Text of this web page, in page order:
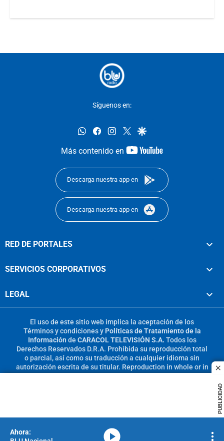
PUBLICIDAD
Síguenos en:
whatsappfacebookinstagram
twittergoogle
Más contenido en
youtube-
Descarga nuestra app en
Descarga nuestra app en
RED DE PORTALES
SERVICIOS CORPORATIVOS
LEGAL
El uso de este sitio web implica la aceptación de los
Términos y condicionesy Políticas de Tratamiento de la
Información de CARACOL TELEVISIÓN S.A. Todos los
Derechos Reservados D.R.A. Prohibida su reproducción total
o parcial, así como su traducción a cualquier idioma sin
autorización escrita de su titular. Reproduction in whole or in